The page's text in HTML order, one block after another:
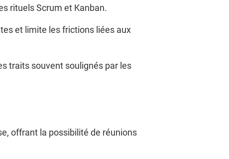
rituels Scrum et Kanban.
et limite les frictions liées aux
traits souvent soulignés par les
offrant la possibilité de réunions